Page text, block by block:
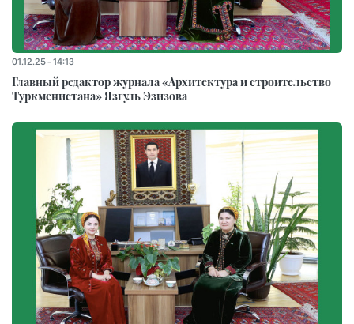
01.12.25 - 14:13
Главный редактор журнала «Архитектура и строительство
Туркменистана» Язгуль Эзизова